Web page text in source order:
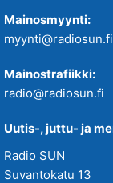
Mainosmyynti:
myynti@radiosun.fi
Mainostrafiikki:
radio@radiosun.fi
Uutis-, juttu- ja
Radio SUN
Suvantokatu 13